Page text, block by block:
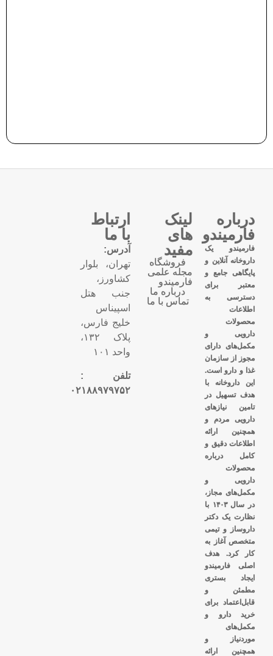
درباره
فارمیندو
فارمیندو یک
داروخانه آنلاین و
پایگاهی جامع و
معتبر برای
دسترسی به
اطلاعات
محصولات
دارویی و
مکمل‌های دارای
مجوز از سازمان
غذا و دارو است.
این داروخانه با
هدف تسهیل در
تامین نیازهای
دارویی مردم و
همچنین ارائه
اطلاعات دقیق و
کامل درباره
محصولات
دارویی و
مکمل‌های مجاز،
در سال ۱۴۰۳ با
نظارت یک دکتر
داروساز و تیمی
متخصص آغاز به
کار کرد. هدف
اصلی فارمیندو
ایجاد بستری
مطمئن و
قابل‌اعتماد برای
خرید دارو و
مکمل‌های
موردنیاز و
همچنین ارائه
لینک
های
مفید
فروشگاه
مجله علمی
فارمیندو
درباره ما
تماس با ما
ارتباط
با ما
آدرس:
تهران، بلوار
کشاورز،
جنب هتل
اسپیناس
خلیج فارس،
پلاک ۱۳۲،
واحد ۱۰۱
تلفن :
۰۲۱۸۸۹۷۹۷۵۲